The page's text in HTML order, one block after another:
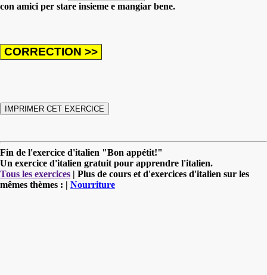
con amici per stare insieme e mangiar bene.
Fin de l'exercice d'italien "Bon appétit!"
Un exercice d'italien gratuit pour apprendre l'italien.
Tous les exercices | Plus de cours et d'exercices d'italien sur les
mêmes thèmes : | Nourriture